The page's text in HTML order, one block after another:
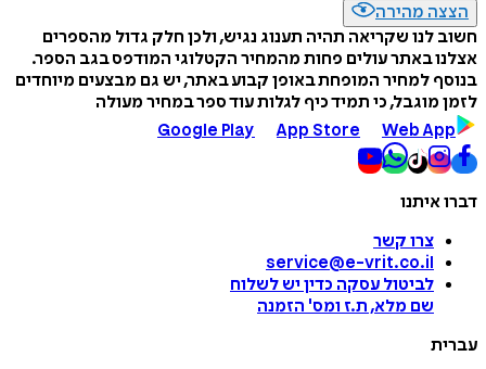
הצצה מהירה
חשוב לנו שקריאה תהיה תענוג נגיש, ולכן חלק גדול מהספרים
אצלנו באתר עולים פחות מהמחיר הקטלוגי המודפס בגב הספר.
בנוסף למחיר המופחת באופן קבוע באתר, יש גם מבצעים מיוחדים
לזמן מוגבל, כי תמיד כיף לגלות עוד ספר במחיר מעולה
Google Play
App Store Web App
דברו איתנו
צרו קשר
service@e-vrit.co.il
לביטול עסקה כדין יש לשלוח
שם מלא, ת.ז ומס' הזמנה
עברית